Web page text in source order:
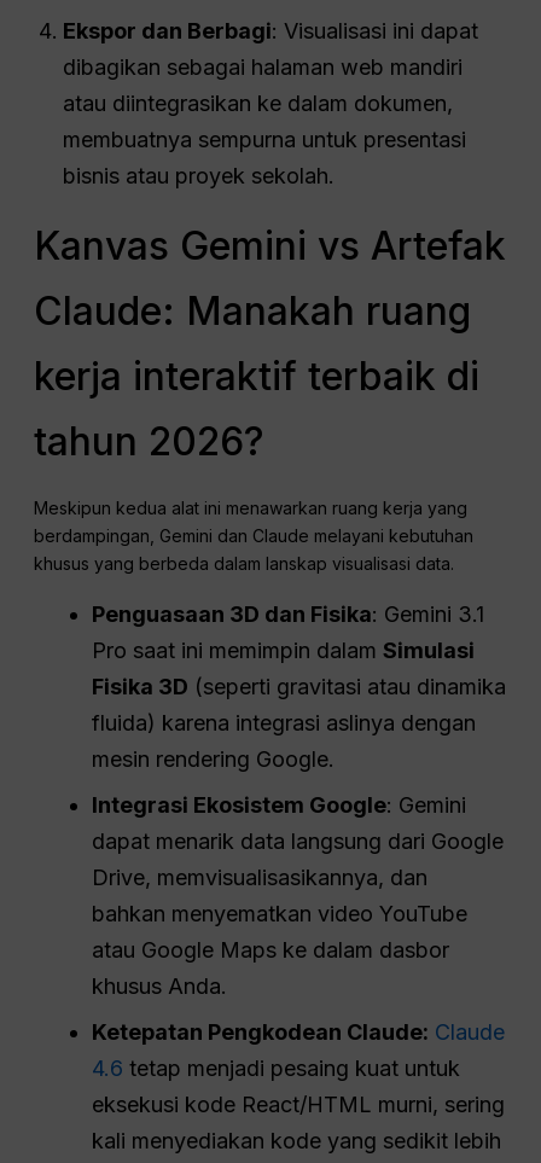
Ekspor dan Berbagi: Visualisasi ini dapat
dibagikan sebagai halaman web mandiri
atau diintegrasikan ke dalam dokumen,
membuatnya sempurna untuk presentasi
bisnis atau proyek sekolah.
Kanvas Gemini vs Artefak
Claude: Manakah ruang
kerja interaktif terbaik di
tahun 2026?
Meskipun kedua alat ini menawarkan ruang kerja yang
berdampingan, Gemini dan Claude melayani kebutuhan
khusus yang berbeda dalam lanskap visualisasi data.
Penguasaan 3D dan Fisika: Gemini 3.1
Pro saat ini memimpin dalamSimulasi
Fisika 3D (seperti gravitasi atau dinamika
fluida) karena integrasi aslinya dengan
mesin rendering Google.
Integrasi Ekosistem Google: Gemini
dapat menarik data langsung dari Google
Drive, memvisualisasikannya, dan
bahkan menyematkan video YouTube
atau Google Maps ke dalam dasbor
khusus Anda.
Ketepatan Pengkodean Claude: Claude
4.6 tetap menjadi pesaing kuat untuk
eksekusi kode React/HTML murni, sering
kali menyediakan kode yang sedikit lebih